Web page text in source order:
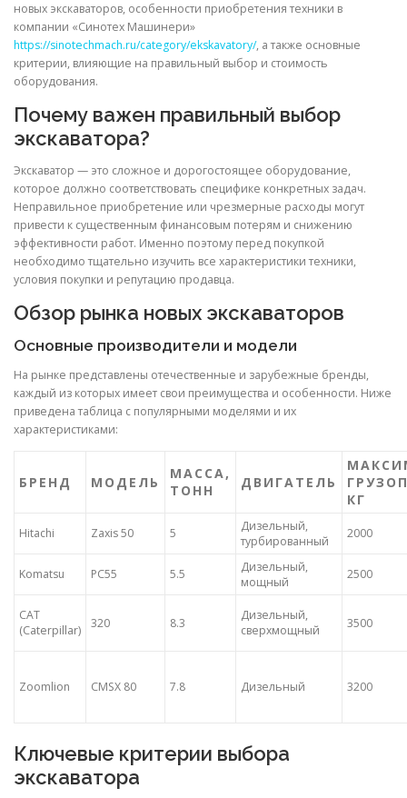
новых экскаваторов, особенности приобретения техники в
компании «Синотех Машинери»
https://sinotechmach.ru/category/ekskavatory/, а также основные
критерии, влияющие на правильный выбор и стоимость
оборудования.
Почему важен правильный выбор
экскаватора?
Экскаватор — это сложное и дорогостоящее оборудование,
которое должно соответствовать специфике конкретных задач.
Неправильное приобретение или чрезмерные расходы могут
привести к существенным финансовым потерям и снижению
эффективности работ. Именно поэтому перед покупкой
необходимо тщательно изучить все характеристики техники,
условия покупки и репутацию продавца.
Обзор рынка новых экскаваторов
Основные производители и модели
На рынке представлены отечественные и зарубежные бренды,
каждый из которых имеет свои преимущества и особенности. Ниже
приведена таблица с популярными моделями и их
характеристиками:
БРЕНД МОДЕЛЬ
МАССА,
ТОНН
ДВИГАТЕЛЬ
КГ
Hitachi Zaxis 50 5
Дизельный,
турбированный
2000
Komatsu PC55 5.5
Дизельный,
мощный
2500
CAT
(Caterpillar)
320 8.3
Дизельный,
сверхмощный
3500
Zoomlion CMSX 80 7.8 Дизельный 3200
Ключевые критерии выбора
экскаватора